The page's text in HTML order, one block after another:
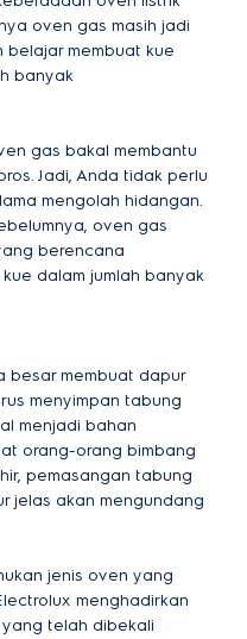
oven gas masih jadi
membuat kue
banyak
gas bakal membantu
Jadi, Anda tidak perlu
mengolah hidangan.
oven gas
berencana
dalam jumlah banyak
besar membuat dapur
menyimpan tabung
menjadi bahan
orang-orang bimbang
pemasangan tabung
jelas akan mengundang
jenis oven yang
menghadirkan
yang telah dibekali